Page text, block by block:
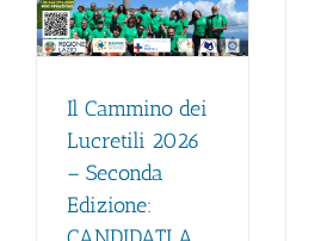
Il Cammino dei
Lucretili 2026
– Seconda
Edizione: